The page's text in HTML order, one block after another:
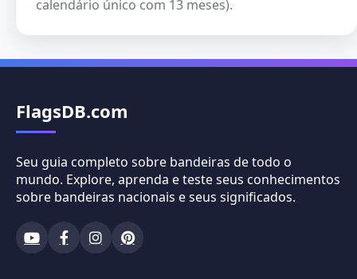
calendário único com 13 meses).
FlagsDB.com
Seu guia completo sobre bandeiras de todo o
mundo. Explore, aprenda e teste seus conhecimentos
sobre bandeiras nacionais e seus significados.